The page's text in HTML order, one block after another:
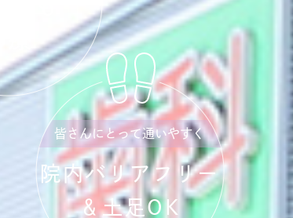
皆さんにとって通いやすく
院内バリアフリー
＆土足OK